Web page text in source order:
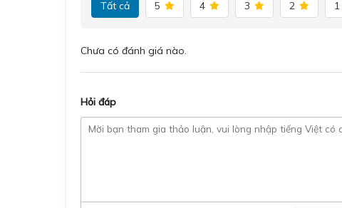
Tất cả 5 4 3 2 1
Chưa có đánh giá nào.
Hỏi đáp